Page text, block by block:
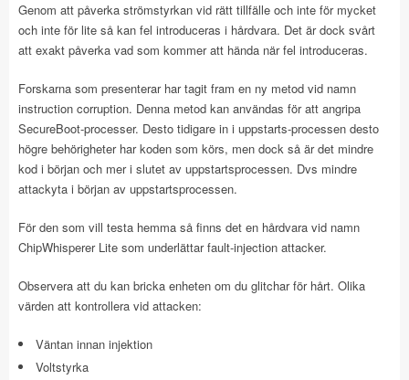
Genom att påverka strömstyrkan vid rätt tillfälle och inte för mycket
och inte för lite så kan fel introduceras i hårdvara. Det är dock svårt
att exakt påverka vad som kommer att hända när fel introduceras.
Forskarna som presenterar har tagit fram en ny metod vid namn
instruction corruption. Denna metod kan användas för att angripa
SecureBoot-processer. Desto tidigare in i uppstarts-processen desto
högre behörigheter har koden som körs, men dock så är det mindre
kod i början och mer i slutet av uppstartsprocessen. Dvs mindre
attackyta i början av uppstartsprocessen.
För den som vill testa hemma så finns det en hårdvara vid namn
ChipWhisperer Lite som underlättar fault-injection attacker.
Observera att du kan bricka enheten om du glitchar för hårt. Olika
värden att kontrollera vid attacken:
Väntan innan injektion
Voltstyrka